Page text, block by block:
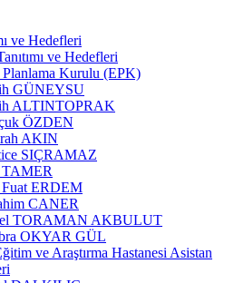
ve Hedefleri
ve Hedefleri
Kurulu (EPK)
GÜNEYSU
ALTINTOPRAK
ÖZDEN
AKIN
SIÇRAMAZ
ERDEM
CANER
TORAMAN AKBULUT
OKYAR GÜL
ve Araştırma Hastanesi Asistan